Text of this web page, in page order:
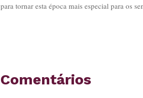
para tornar esta época mais especial para os
Comentários